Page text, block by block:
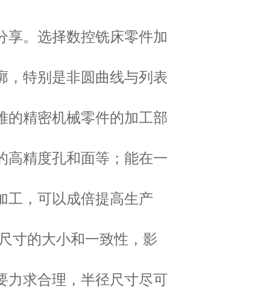
享。选择数控铣床零件加
，特别是非圆曲线与列表
的精密机械零件的加工部
高精度孔和面等；能在一
工，可以成倍提高生产
寸的大小和一致性，影
力求合理，半径尺寸尽可